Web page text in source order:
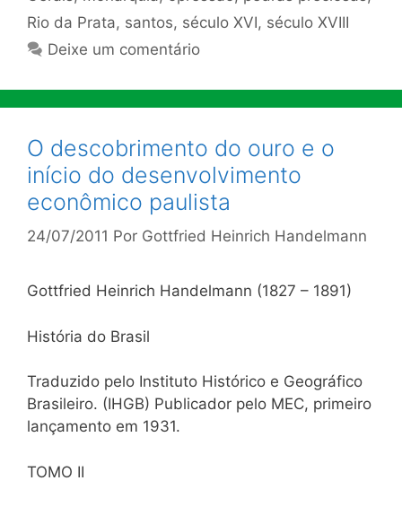
Rio da Prata, santos, século XVI, século XVIII
Deixe um comentário
O descobrimento do ouro e o
início do desenvolvimento
econômico paulista
24/07/2011 Por Gottfried Heinrich Handelmann
Gottfried Heinrich Handelmann (1827 – 1891)
História do Brasil
Traduzido pelo Instituto Histórico e Geográfico
Brasileiro. (IHGB) Publicador pelo MEC, primeiro
lançamento em 1931.
TOMO II